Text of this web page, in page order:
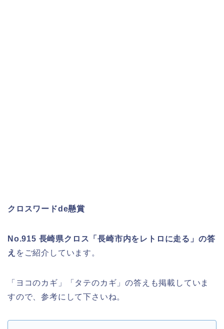
クロスワードde懸賞
No.915 長崎県クロス「長崎市内をレトロに走る」の答
え をご紹介しています。
「ヨコのカギ」「タテのカギ」の答えも掲載していま
すので、参考にして下さいね。